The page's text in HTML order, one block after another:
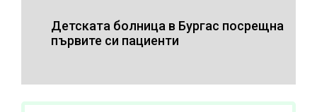
Детската болница в Бургас посрещна
първите си пациенти